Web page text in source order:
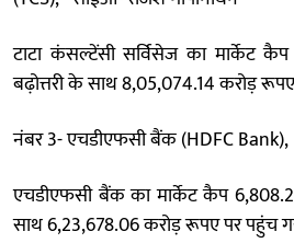
टाटा कंसल्टेंसी सर्विसेज का मार्केट
बढ़ोत्तरी के साथ 8,05,074.14 करोड़
नंबर 3- एचडीएफसी बैंक (HDFC
एचडीएफसी बैंक का मार्केट कैप
साथ 6,23,678.06 करोड़ रूपए पर पहुंच